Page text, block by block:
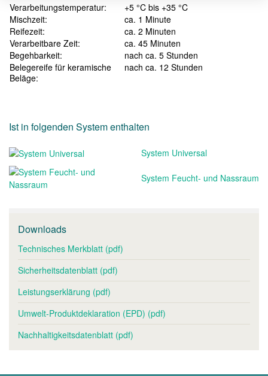
Verarbeitungstemperatur:
+5 °C bis +35 °C
Mischzeit:
ca. 1 Minute
Reifezeit:
ca. 2 Minuten
Verarbeitbare Zeit:
ca. 45 Minuten
Begehbarkeit:
nach ca. 5 Stunden
Belegereife für keramische
Beläge:
nach ca. 12 Stunden
Ist in folgenden System enthalten
System Universal
System Feucht- und Nassraum
Downloads
Technisches Merkblatt (pdf)
Sicherheitsdatenblatt (pdf)
Leistungserklärung (pdf)
Umwelt-Produktdeklaration (EPD) (pdf)
Nachhaltigkeitsdatenblatt (pdf)